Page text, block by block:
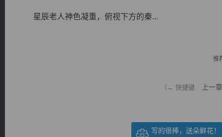
星辰老人神色凝重，俯视下方的秦...
推
（← 快捷键 上一章
写的很棒，送朵鲜花！